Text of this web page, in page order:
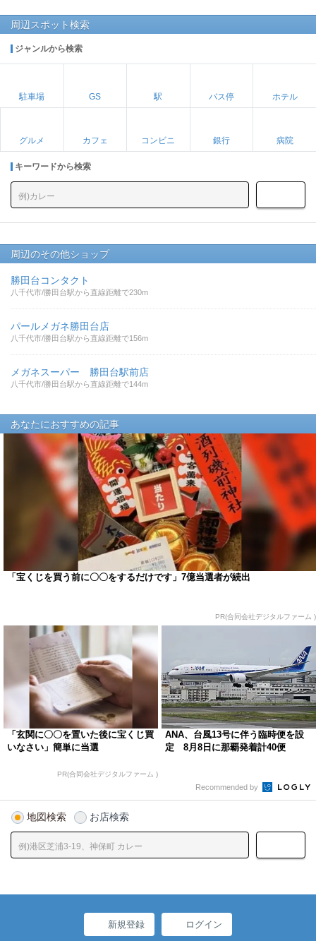
周辺スポット検索
ジャンルから検索
駐車場 GS 駅 バス停 ホテル
グルメ カフェ コンビニ 銀行 病院
キーワードから検索
周辺のその他ショップ
勝田台コンタクト
八千代市/勝田台駅から直線距離で230m
パールメガネ勝田台店
八千代市/勝田台駅から直線距離で156m
メガネスーパー 勝田台駅前店
八千代市/勝田台駅から直線距離で144m
あなたにおすすめの記事
「宝くじを買う前に〇〇をするだけです」7億当選者が続出
PR(合同会社デジタルファーム )
「玄関に〇〇を置いた後に宝くじ買
いなさい」簡単に当選
PR(合同会社デジタルファーム )
ANA、台風13号に伴う臨時便を設
定 8月8日に那覇発着計40便
Recommended by
地図検索 お店検索
新規登録 ログイン